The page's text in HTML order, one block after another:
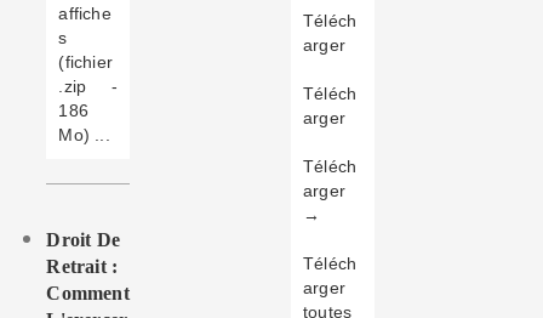
affiche
s
(fichier
.zip -
186
Mo) ...
Droit De
Retrait :
Comment
Téléch
arger
Téléch
arger
Téléch
arger
→
Téléch
arger
toutes